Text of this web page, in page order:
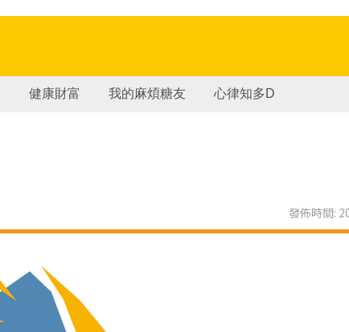
健康財富 我的麻煩糖友 心律知多D
發佈時間: